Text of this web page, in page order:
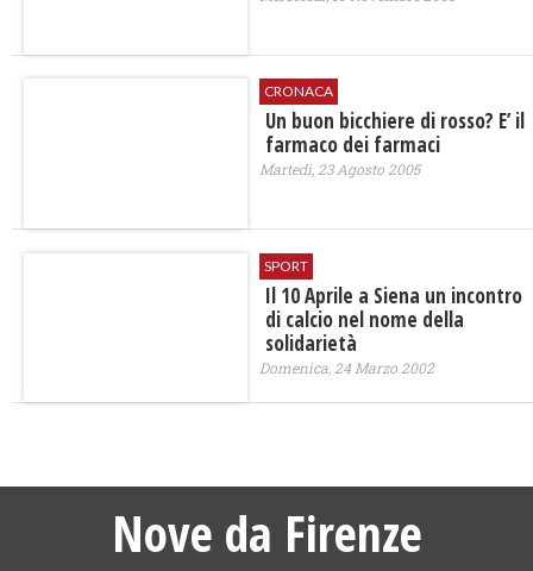
CRONACA
Un buon bicchiere di rosso? E’ il
farmaco dei farmaci
Martedì, 23 Agosto 2005
SPORT
Il 10 Aprile a Siena un incontro
di calcio nel nome della
solidarietà
Domenica, 24 Marzo 2002
Nove da Firenze